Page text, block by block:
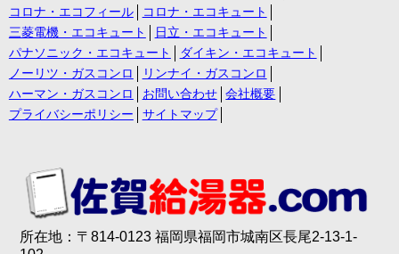
コロナ・エコフィール
コロナ・エコキュート
三菱電機・エコキュート
日立・エコキュート
パナソニック・エコキュート
ダイキン・エコキュート
ノーリツ・ガスコンロ
リンナイ・ガスコンロ
ハーマン・ガスコンロ
お問い合わせ
会社概要
プライバシーポリシー
サイトマップ
所在地：〒814-0123 福岡県福岡市城南区長尾2-13-1-